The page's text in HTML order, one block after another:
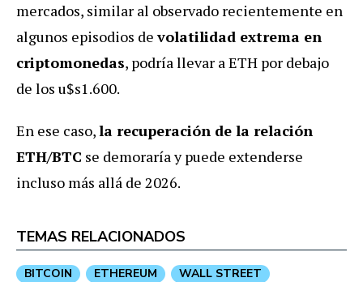
mercados, similar al observado recientemente en
algunos episodios devolatilidad extrema en
criptomonedas, podría llevar a ETH por debajo
de los u$s1.600.
En ese caso,la recuperación de la relación
ETH/BTC se demoraría y puede extenderse
incluso más allá de 2026.
TEMAS RELACIONADOS
BITCOIN ETHEREUM
WALL STREET